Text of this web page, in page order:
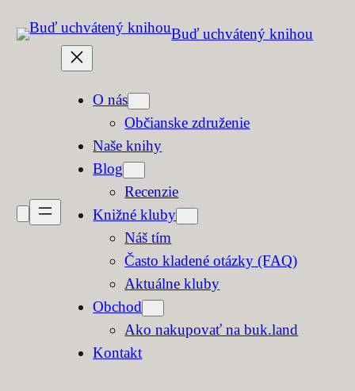
na
Buď uchvátený knihou
O nás
Občianske združenie
Naše knihy
Blog
Recenzie
Knižné kluby
Náš tím
Často kladené otázky (FAQ)
Aktuálne kluby
Obchod
Ako nakupovať na buk.land
Kontakt